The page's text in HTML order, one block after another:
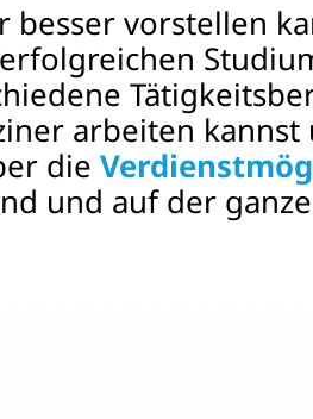
besser vorstellen
arbeiten
die
und auf der